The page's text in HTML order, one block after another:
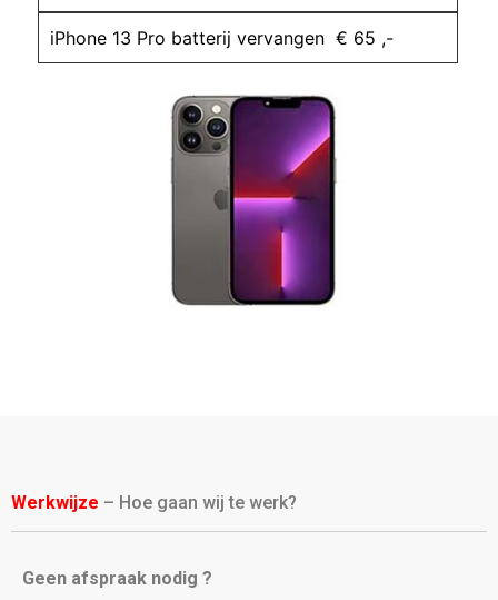
iPhone 13 Pro batterij vervangen € 65 ,-
Werkwijze – Hoe gaan wij te werk?
Geen afspraak nodig ?